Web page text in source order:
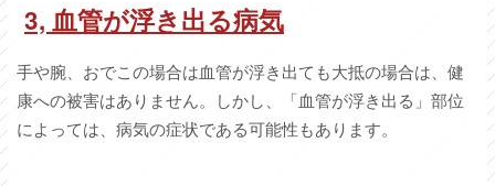
3, 血管が浮き出る病気
手や腕、おでこの場合は血管が浮き出ても大抵の場合は、健
康への被害はありません。しかし、「血管が浮き出る」部位
によっては、病気の症状である可能性もあります。